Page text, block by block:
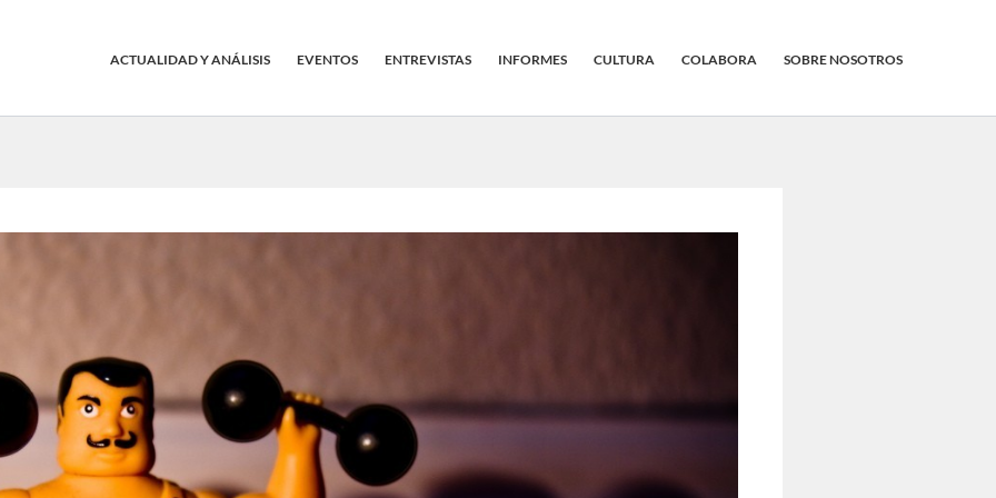
ACTUALIDAD Y ANÁLISIS EVENTOS ENTREVISTAS INFORMES CULTURA COLABORA SOBRE NOSOTROS